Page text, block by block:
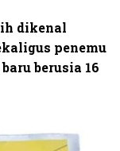
dikenal
penemu
berusia 16